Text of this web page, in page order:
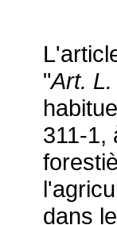
"Art.
311-1,
dans